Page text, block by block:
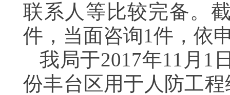
联系人等比较完备。
件，当面咨询1件，依
我局于2017年11月1
份丰台区用于人防工